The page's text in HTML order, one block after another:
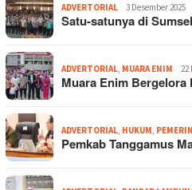
ADVERTORIAL 3 Desember 2025
Satu-satunya di
ADVERTORIAL MUARA ENIM 22
Muara Enim
ADVERTORIAL HUKUM
Pemkab Tanggamus